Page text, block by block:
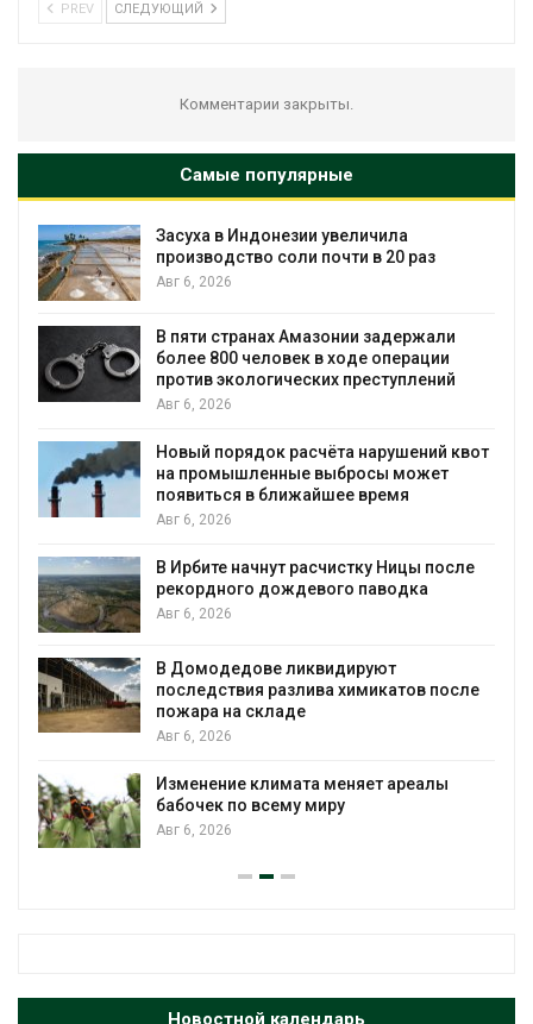
PREV СЛЕДУЮЩИЙ
Комментарии закрыты.
Самые популярные
в 20 раз
операции
преступлений
нарушений квот
может
время
Ницы после
паводка
после
ареалы
В Австралии снизят
установки солнечных
Москвариум отметит 11-
трёхдневным фестивалем
В Кении противников
проверяют по статье о
Авг 5, 2026
для охраны израильской
Авг 5, 2026
климата»: исследование
пределы экологических
экологическую премию
«Экопозитив-2026»
Новостной календарь